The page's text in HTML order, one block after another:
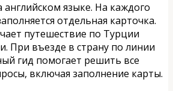
английском языке. На каждого
отдельная карточка.
путешествие по Турции
При въезде в страну по линии
гид помогает решить все
включая заполнение карты.